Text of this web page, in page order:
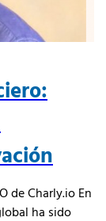
de Charly.io En
ha sido